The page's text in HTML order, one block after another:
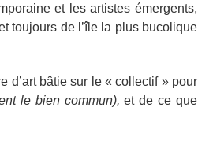
et les artistes émergents,
toujours de l’île la plus bucolique
d’art bâtie sur le « collectif » pour
le bien commun), et de ce que